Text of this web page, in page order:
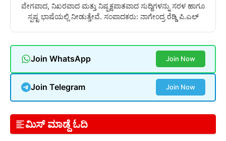
ವೇಗವಾದ, ನಿಖರವಾದ ಮತ್ತು ನಿಷ್ಪಕ್ಷಪಾತವಾದ ಸುದ್ದಿಗಳನ್ನು ಸರಳ ಹಾಗೂ
ಸ್ಪಷ್ಟ ಭಾಷೆಯಲ್ಲಿ ನೀಡುತ್ತೇವೆ. ಸಂಪಾದಕರು: ನಾಗೇಂದ್ರ ರೆಡ್ಡಿ ಪಿ.ಎಲ್
Join WhatsApp Join Now
Join Telegram Join Now
ಮಿಸ್ ಮಾಡ್ದೆ ಓದಿ